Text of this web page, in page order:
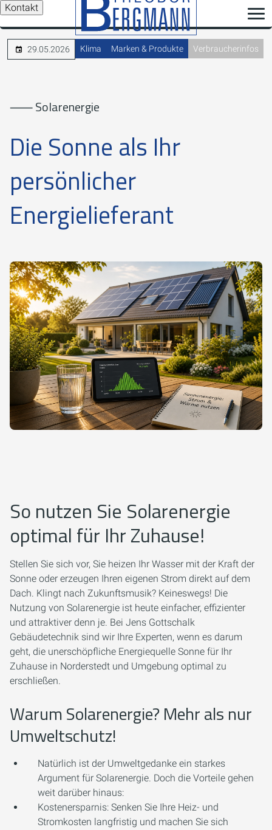
Kontakt
29.05.2026 Klima Marken & Produkte Verbraucherinfos
⸺ Solarenergie
Die Sonne als Ihr
persönlicher
Energielieferant
So nutzen Sie Solarenergie
optimal für Ihr Zuhause!
Stellen Sie sich vor, Sie heizen Ihr Wasser mit der Kraft der
Sonne oder erzeugen Ihren eigenen Strom direkt auf dem
Dach. Klingt nach Zukunftsmusik? Keineswegs! Die
Nutzung von Solarenergie ist heute einfacher, effizienter
und attraktiver denn je. Bei Jens Gottschalk
Gebäudetechnik sind wir Ihre Experten, wenn es darum
geht, die unerschöpfliche Energiequelle Sonne für Ihr
Zuhause in Norderstedt und Umgebung optimal zu
erschließen.
Warum Solarenergie? Mehr als nur
Umweltschutz!
Natürlich ist der Umweltgedanke ein starkes
Argument für Solarenergie. Doch die Vorteile gehen
weit darüber hinaus:
Kostenersparnis: Senken Sie Ihre Heiz- und
Stromkosten langfristig und machen Sie sich